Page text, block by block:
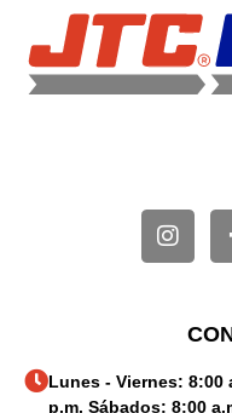
Lunes - Viernes: 8:00
p.m. Sábados: 8:00